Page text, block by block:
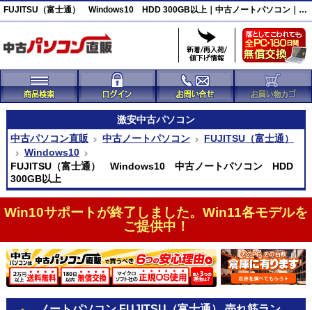
FUJITSU（富士通） Windows10 HDD 300GB以上｜中古ノートパソコン｜中古パソコン直販
激安中古パソコン
中古パソコン直販
中古ノートパソコン
FUJITSU（富士通）
Windows10
FUJITSU（富士通） Windows10 中古ノートパソコン HDD
300GB以上
Win10サポートが終了しました。Win11各モデルを
ご提供中！